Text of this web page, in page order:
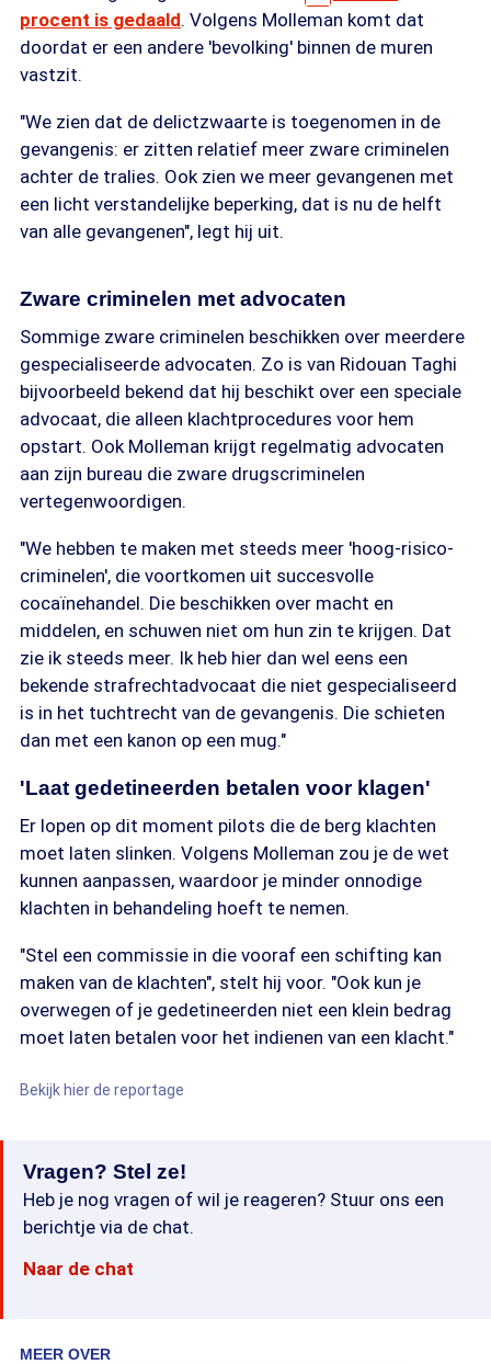
procent is gedaald. Volgens Molleman komt dat
doordat er een andere 'bevolking' binnen de muren
vastzit.
"We zien dat de delictzwaarte is toegenomen in de
gevangenis: er zitten relatief meer zware criminelen
achter de tralies. Ook zien we meer gevangenen met
een licht verstandelijke beperking, dat is nu de helft
van alle gevangenen", legt hij uit.
Zware criminelen met advocaten
Sommige zware criminelen beschikken over meerdere
gespecialiseerde advocaten. Zo is van Ridouan Taghi
bijvoorbeeld bekend dat hij beschikt over een speciale
advocaat, die alleen klachtprocedures voor hem
opstart. Ook Molleman krijgt regelmatig advocaten
aan zijn bureau die zware drugscriminelen
vertegenwoordigen.
"We hebben te maken met steeds meer 'hoog-risico-
criminelen', die voortkomen uit succesvolle
cocaïnehandel. Die beschikken over macht en
middelen, en schuwen niet om hun zin te krijgen. Dat
zie ik steeds meer. Ik heb hier dan wel eens een
bekende strafrechtadvocaat die niet gespecialiseerd
is in het tuchtrecht van de gevangenis. Die schieten
dan met een kanon op een mug."
'Laat gedetineerden betalen voor klagen'
Er lopen op dit moment pilots die de berg klachten
moet laten slinken. Volgens Molleman zou je de wet
kunnen aanpassen, waardoor je minder onnodige
klachten in behandeling hoeft te nemen.
"Stel een commissie in die vooraf een schifting kan
maken van de klachten", stelt hij voor. "Ook kun je
overwegen of je gedetineerden niet een klein bedrag
moet laten betalen voor het indienen van een klacht."
Bekijk hier de reportage
Vragen? Stel ze!
Heb je nog vragen of wil je reageren? Stuur ons een
berichtje via de chat.
Naar de chat
MEER OVER